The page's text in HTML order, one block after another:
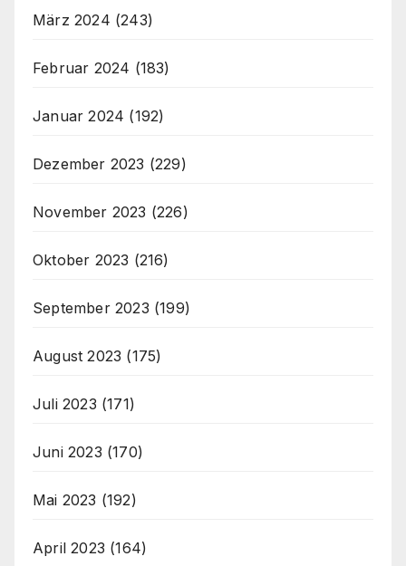
März 2024 (243)
Februar 2024 (183)
Januar 2024 (192)
Dezember 2023 (229)
November 2023 (226)
Oktober 2023 (216)
September 2023 (199)
August 2023 (175)
Juli 2023 (171)
Juni 2023 (170)
Mai 2023 (192)
April 2023 (164)